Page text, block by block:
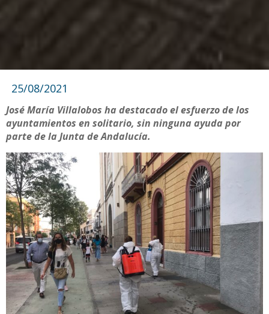
25/08/2021
José María Villalobos ha destacado el esfuerzo de los
ayuntamientos en solitario, sin ninguna ayuda por
parte de la Junta de Andalucía.